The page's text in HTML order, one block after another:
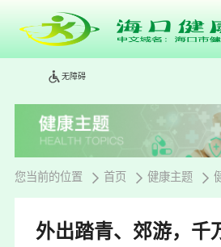
无障碍
您当前的位置 首页 健康主题
外出踏青、郊游，千